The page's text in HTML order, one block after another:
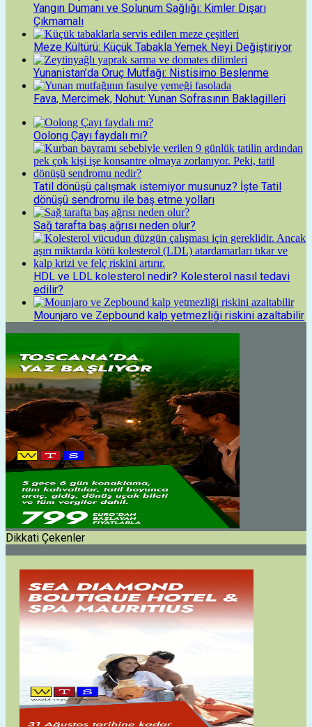
Yangın Dumanı ve Solunum Sağlığı: Kimler Dışarı
Çıkmamalı
Meze Kültürü: Küçük Tabakla Yemek Neyi Değiştiriyor
Yunanistan’da Oruç Mutfağı: Nistisimo Beslenme
Fava, Mercimek, Nohut: Yunan Sofrasının Baklagilleri
Oolong Çayı faydalı mı?
Tatil dönüşü çalışmak istemiyor musunuz? İşte Tatil
dönüşü sendromu ile baş etme yolları
Sağ tarafta baş ağrısı neden olur?
HDL ve LDL kolesterol nedir? Kolesterol nasıl tedavi
edilir?
Mounjaro ve Zepbound kalp yetmezliği riskini azaltabilir
Dikkati Çekenler